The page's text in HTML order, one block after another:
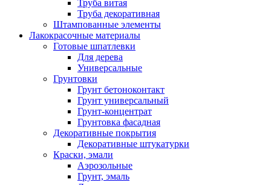
Труба витая
Труба декоративная
Штампованные элементы
Лакокрасочные материалы
Готовые шпатлевки
Для дерева
Универсальные
Грунтовки
Грунт бетоноконтакт
Грунт универсальный
Грунт-концентрат
Грунтовка фасадная
Декоративные покрытия
Декоративные штукатурки
Краски, эмали
Аэрозольные
Грунт, эмаль